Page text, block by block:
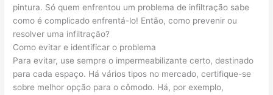
pintura. Só quem enfrentou um problema de infiltração sabe
como é complicado enfrentá-lo! Então, como prevenir ou
resolver uma infiltração?
Como evitar e identificar o problema
Para evitar, use sempre o impermeabilizante certo, destinado
para cada espaço. Há vários tipos no mercado, certifique-se
sobre melhor opção para o cômodo. Há, por exemplo,